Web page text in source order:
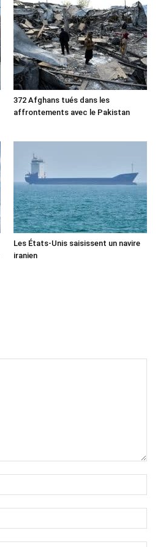
372 Afghans tués dans les
affrontements avec le Pakistan
Les États-Unis saisissent un navire
iranien